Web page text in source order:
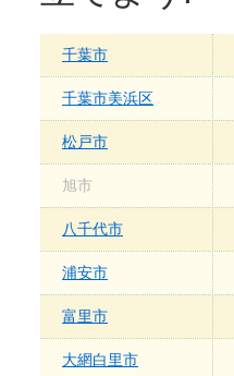
千葉市
千葉市美浜区
松戸市
旭市
八千代市
浦安市
富里市
大網白里市